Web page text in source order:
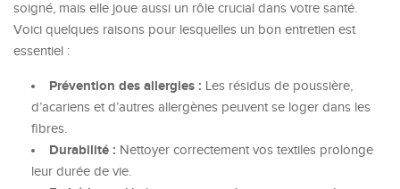
soigné, mais elle joue aussi un rôle crucial dans votre santé.
Voici quelques raisons pour lesquelles un bon entretien est
essentiel :
Prévention des allergies : Les résidus de poussière,
d’acariens et d’autres allergènes peuvent se loger dans les
fibres.
Durabilité : Nettoyer correctement vos textiles prolonge
leur durée de vie.